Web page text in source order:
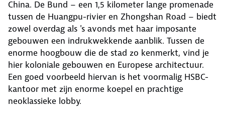
China. De Bund – een 1,5 kilometer lange promenade
tussen de Huangpu-rivier en Zhongshan Road – biedt
zowel overdag als 's avonds met haar imposante
gebouwen een indrukwekkende aanblik. Tussen de
enorme hoogbouw die de stad zo kenmerkt, vind je
hier koloniale gebouwen en Europese architectuur.
Een goed voorbeeld hiervan is het voormalig HSBC-
kantoor met zijn enorme koepel en prachtige
neoklassieke lobby.